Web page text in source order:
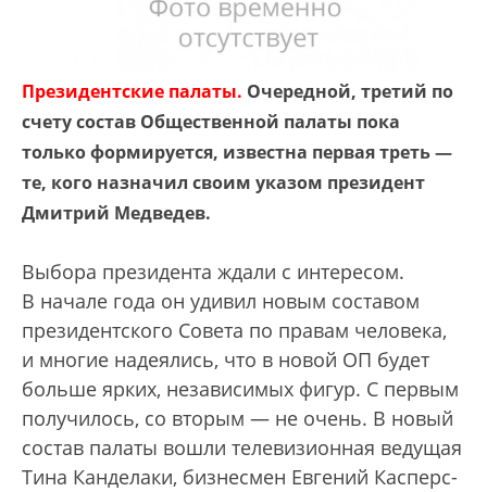
Президентские палаты. Очередной, третий по
счету состав Общественной палаты пока
только формируется, известна первая треть —
те, кого назначил своим указом президент
Дмитрий Медведев.
Выбора президента ждали с интересом.
В начале года он удивил новым составом
президентского Совета по правам человека,
и многие надеялись, что в новой ОП будет
больше ярких, независимых фигур. С первым
получилось, со вторым — не очень. В новый
состав палаты вошли телевизионная ведущая
Тина Канделаки, бизнесмен Евгений Касперс­